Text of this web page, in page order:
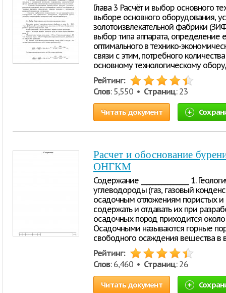
Глава 3 Расчёт и выбор основного
выборе основного оборудования,
золотоизвлекательной фабрики
выбор типа аппарата, определение
оптимального в технико-
связи с этим, потребного
основному технологическому
Рейтинг:
Слов: 5,550 • Страниц: 23
Читать документ
Расчет и обоснование
ОНГКМ
Содержание ________________ 1.
углеводороды (газ, газовый
осадочным отложениям пористых
содержать и отдавать их при
осадочных пород приходится
Осадочными называются горные
свободного осаждения вещества в
Рейтинг:
Слов: 6,460 • Страниц: 26
Читать документ